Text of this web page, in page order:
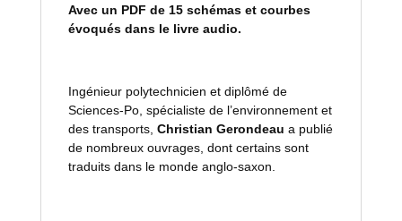
Avec un PDF de 15 schémas et courbes
évoqués dans le livre audio.
Ingénieur polytechnicien et diplômé de
Sciences-Po, spécialiste de l’environnement et
des transports, Christian Gerondeau a publié
de nombreux ouvrages, dont certains sont
traduits dans le monde anglo-saxon.